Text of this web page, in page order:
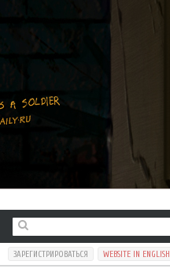
ЗАРЕГИСТРИРОВАТЬСЯ WEBSITE IN ENGLISH